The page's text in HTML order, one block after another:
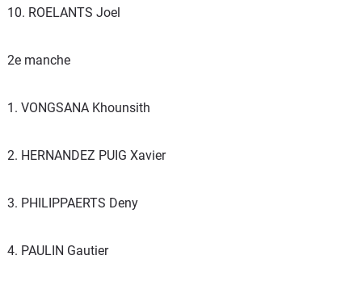
10. ROELANTS Joel
2e manche
1. VONGSANA Khounsith
2. HERNANDEZ PUIG Xavier
3. PHILIPPAERTS Deny
4. PAULIN Gautier